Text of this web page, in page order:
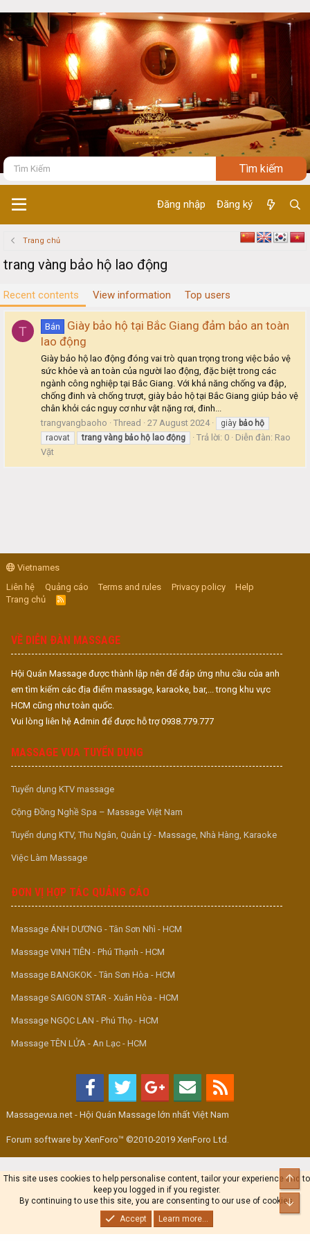
Đăng nhập Đăng ký
Trang chủ
trang vàng bảo hộ lao động
Recent contents View information Top users
T Bán
Giày bảo hộ tại Bắc Giang đảm bảo an toàn
lao động
Giày bảo hộ lao động đóng vai trò quan trọng trong việc bảo vệ
sức khỏe và an toàn của người lao động, đặc biệt trong các
ngành công nghiệp tại Bắc Giang. Với khả năng chống va đập,
chống đinh và chống trượt, giày bảo hộ tại Bắc Giang giúp bảo vệ
chân khỏi các nguy cơ như vật nặng rơi, đinh...
trangvangbaoho
Thread 27 August 2024 giày bảo hộ
raovat
trang vàng bảo hộ lao động Trả lời: 0 Diễn đàn: Rao
Vặt
Vietnames
Liên hệ
Quảng cáo Terms and rules Privacy policy
Help
Trang chủ
R
S
VỀ DIỄN ĐÀN MASSAGE
Hội Quán Massage được thành lập nên để đáp ứng nhu cầu của anh
em tìm kiếm các địa điểm massage, karaoke, bar,... trong khu vực
HCM cũng như toàn quốc.
Vui lòng liên hệ Admin để được hỗ trợ 0938.779.777
MASSAGE VUA TUYỂN DỤNG
Tuyển dụng KTV massage
Cộng Đồng Nghề Spa – Massage Việt Nam
Tuyển dụng KTV, Thu Ngân, Quản Lý - Massage, Nhà Hàng, Karaoke
Việc Làm Massage
ĐƠN VỊ HỢP TÁC QUẢNG CÁO
Massage ÁNH DƯƠNG - Tân Sơn Nhì - HCM
Massage VINH TIÊN - Phú Thạnh - HCM
Massage BANGKOK - Tân Sơn Hòa - HCM
Massage SAIGON STAR - Xuân Hòa - HCM
Massage NGỌC LAN - Phú Thọ - HCM
Massage TÊN LỬA - An Lạc - HCM
Massagevua.net - Hội Quán Massage lớn nhất Việt Nam
Forum software by XenForo™ ©2010-2019 XenForo Ltd.
This site uses cookies to help personalise content, tailor your experience and to
keep you logged in if you register.
By continuing to use this site, you are consenting to our use of cookies.
Accept
Learn more...
Top